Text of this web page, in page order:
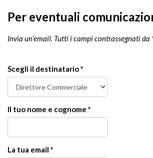
Per eventuali
Invia un’email. Tutti i campi contrassegnati
Scegli il destinatario *
Il tuo nome e cognome *
La tua email *